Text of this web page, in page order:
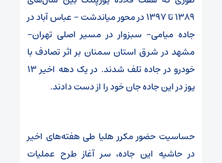
١٣٨٩ تا ١٣٩٧ در محور میاندشت – عباس آباد در
جاده میامی- سبزوار در مسیر اصلی تهران-
مشهد در شرق استان سمنان بر اثر تصادف‌ با
خودرو در جاده‌ تلف شدند. در یک دهه اخیر ۱۳
یوز در این جاده جان خود را از دست دادند.
حساسیت حضور مکرر هلیا طی هفته‌های اخیر
در حاشیه این جاده، سر آغاز طرح عملیات